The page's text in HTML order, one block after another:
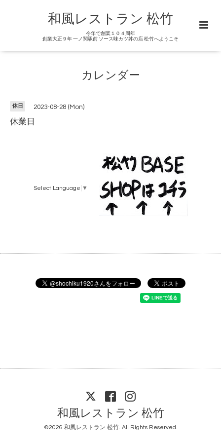
和風レストラン 松竹
今年で創業１０４周年
創業大正９年 一ノ関駅前 ソース味カツ丼の店 松竹へようこそ
カレンダー
休日 2023-08-28 (Mon)
休業日
Select Language ▼
和風レストラン 松竹
©2026 和風レストラン 松竹. All Rights Reserved.